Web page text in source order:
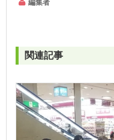
編集者
関連記事